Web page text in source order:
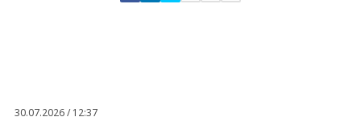
Zostaw swoje komentarze
30.07.2026 / 12:37